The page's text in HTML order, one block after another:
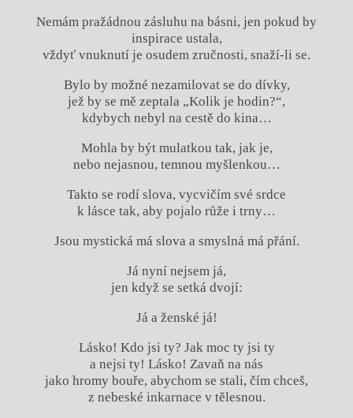
Nemám pražádnou zásluhu na básni, jen pokud by
inspirace ustala,
vždyť vnuknutí je osudem zručnosti, snaží-li se.
Bylo by možné nezamilovat se do dívky,
jež by se mě zeptala „Kolik je hodin?“,
kdybych nebyl na cestě do kina…
Mohla by být mulatkou tak, jak je,
nebo nejasnou, temnou myšlenkou…
Takto se rodí slova, vycvičím své srdce
k lásce tak, aby pojalo růže i trny…
Jsou mystická má slova a smyslná má přání.
Já nyní nejsem já,
jen když se setká dvojí:
Já a ženské já!
Lásko! Kdo jsi ty? Jak moc ty jsi ty
a nejsi ty! Lásko! Zavaň na nás
jako hromy bouře, abychom se stali, čím chceš,
z nebeské inkarnace v tělesnou.